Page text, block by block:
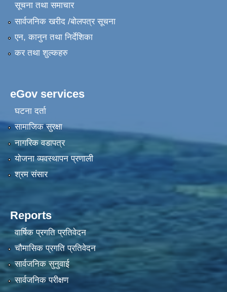
सूचना तथा समाचार
सार्वजनिक खरीद /बोलपत्र सूचना
एन, कानुन तथा निर्देशिका
कर तथा शुल्कहरु
eGov services
घटना दर्ता
सामाजिक सुरक्षा
नागरिक वडापत्र
योजना व्यवस्थापन प्रणाली
श्रम संसार
Reports
वार्षिक प्रगति प्रतिवेदन
चौमासिक प्रगति प्रतिवेदन
सार्वजनिक सुनुवाई
सार्वजनिक परीक्षण